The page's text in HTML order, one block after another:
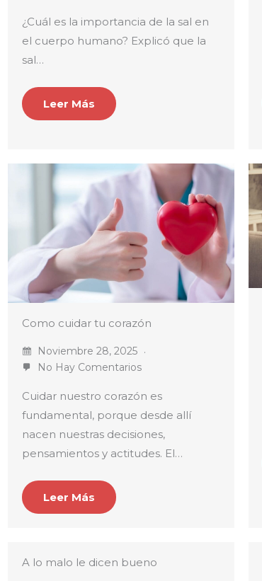
¿Cuál es la importancia de la sal en
el cuerpo humano? Explicó que la
sal…
Leer Más
Como cuidar tu corazón
Noviembre 28, 2025
No Hay Comentarios
Cuidar nuestro corazón es
fundamental, porque desde allí
nacen nuestras decisiones,
pensamientos y actitudes. El…
Leer Más
A lo malo le dicen bueno